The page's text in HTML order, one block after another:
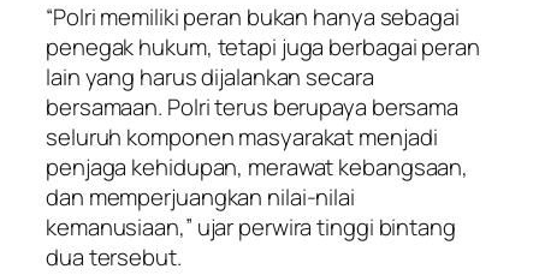
“Polri memiliki peran bukan hanya sebagai
penegak hukum, tetapi juga berbagai peran
lain yang harus dijalankan secara
bersamaan. Polri terus berupaya bersama
seluruh komponen masyarakat menjadi
penjaga kehidupan, merawat kebangsaan,
dan memperjuangkan nilai-nilai
kemanusiaan,” ujar perwira tinggi bintang
dua tersebut.